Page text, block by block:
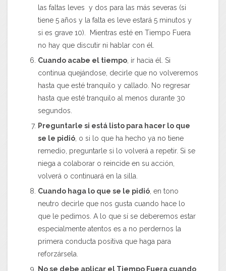
las faltas leves y dos para las más severas (si
tiene 5 años y la falta es leve estará 5 minutos y
si es grave 10). Mientras esté en Tiempo Fuera
no hay que discutir ni hablar con él.
Cuando acabe el tiempo , ir hacia él. Si
continua quejándose, decirle que no volveremos
hasta que esté tranquilo y callado. No regresar
hasta que esté tranquilo al menos durante 30
segundos.
Preguntarle si está listo para hacer lo que
se le pidió , o si lo que ha hecho ya no tiene
remedio, preguntarle si lo volverá a repetir. Si se
niega a colaborar o reincide en su acción,
volverá o continuará en la silla.
Cuando haga lo que se le pidió , en tono
neutro decirle que nos gusta cuando hace lo
que le pedimos. A lo que sí se deberemos estar
especialmente atentos es a no perdernos la
primera conducta positiva que haga para
reforzársela.
No se debe aplicar el Tiempo Fuera cuando